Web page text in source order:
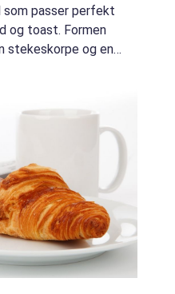
passer perfekt
og toast. Formen
stekeskorpe og en